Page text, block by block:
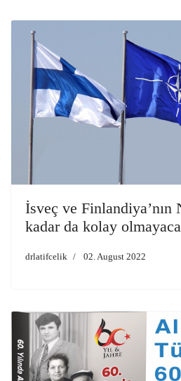
İsveç ve
kadar da kolay
drlatifcelik 02. August 2022